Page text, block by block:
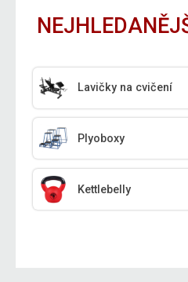
Lavičky na cvičení
Plyoboxy
Kettlebelly